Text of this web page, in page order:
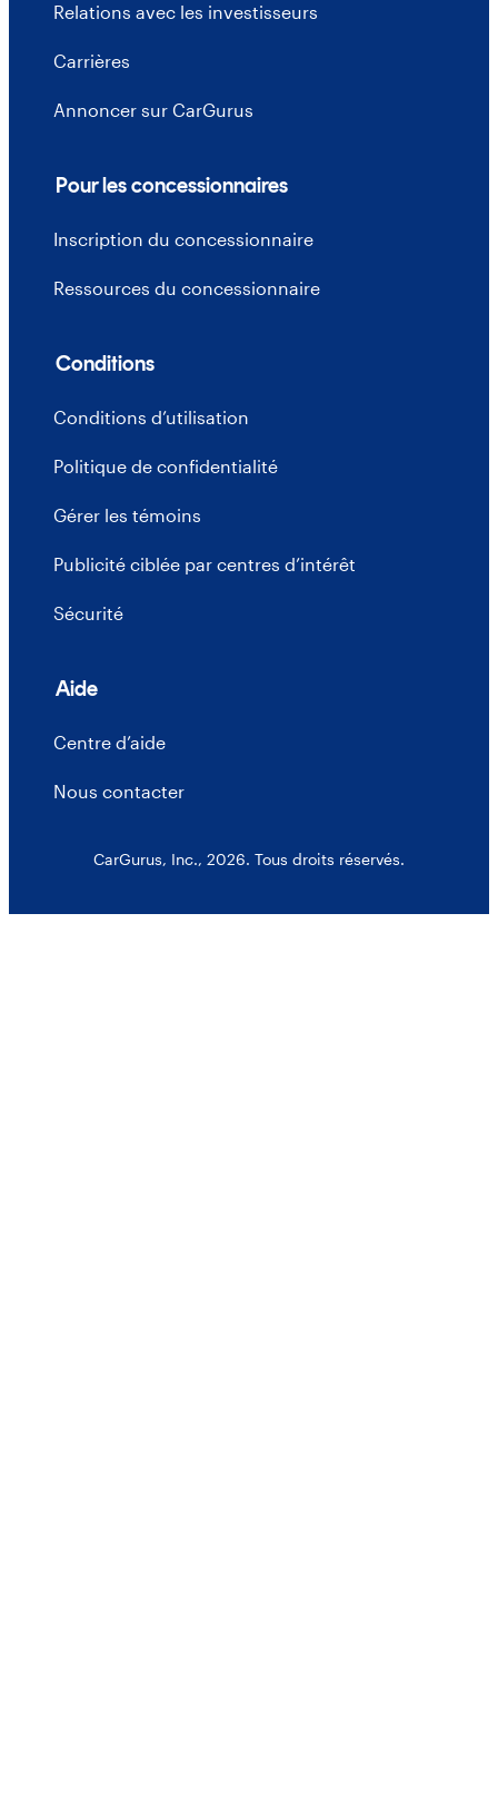
Relations avec les investisseurs
Carrières
Annoncer sur CarGurus
Pour les concessionnaires
Inscription du concessionnaire
Ressources du concessionnaire
Conditions
Conditions d’utilisation
Politique de confidentialité
Gérer les témoins
Publicité ciblée par centres d’intérêt
Sécurité
Aide
Centre d’aide
Nous contacter
CarGurus, Inc., 2026. Tous droits réservés.